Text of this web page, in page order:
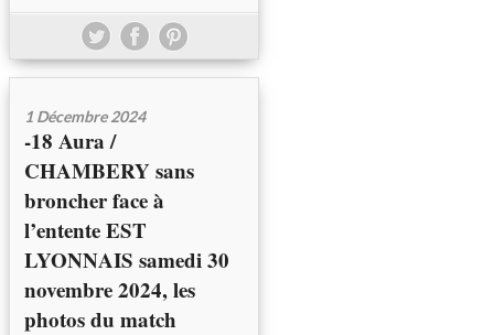
1 Décembre 2024
-18 Aura /
CHAMBERY sans
broncher face à
l’entente EST
LYONNAIS samedi 30
novembre 2024, les
photos du match